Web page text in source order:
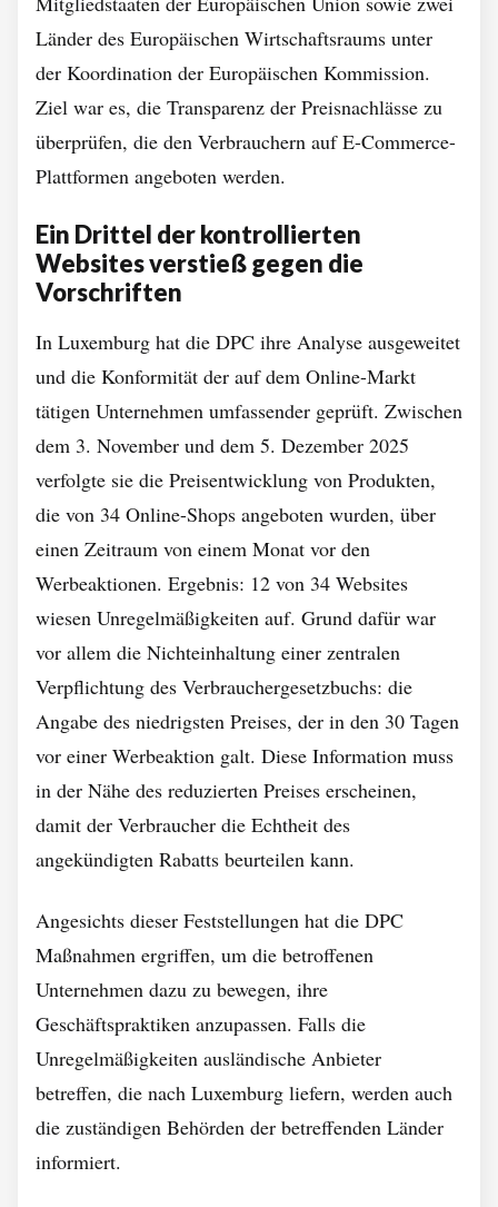
Länder des Europäischen Wirtschaftsraums unter
der Koordination der Europäischen Kommission.
Ziel war es, die Transparenz der Preisnachlässe zu
überprüfen, die den Verbrauchern auf E-Commerce-
Plattformen angeboten werden.
Ein Drittel der kontrollierten
Websites verstieß gegen die
Vorschriften
In Luxemburg hat die DPC ihre Analyse ausgeweitet
und die Konformität der auf dem Online-Markt
tätigen Unternehmen umfassender geprüft. Zwischen
dem 3. November und dem 5. Dezember 2025
verfolgte sie die Preisentwicklung von Produkten,
die von 34 Online-Shops angeboten wurden, über
einen Zeitraum von einem Monat vor den
Werbeaktionen. Ergebnis: 12 von 34 Websites
wiesen Unregelmäßigkeiten auf. Grund dafür war
vor allem die Nichteinhaltung einer zentralen
Verpflichtung des Verbrauchergesetzbuchs: die
Angabe des niedrigsten Preises, der in den 30 Tagen
vor einer Werbeaktion galt. Diese Information muss
in der Nähe des reduzierten Preises erscheinen,
damit der Verbraucher die Echtheit des
angekündigten Rabatts beurteilen kann.
Angesichts dieser Feststellungen hat die DPC
Maßnahmen ergriffen, um die betroffenen
Unternehmen dazu zu bewegen, ihre
Geschäftspraktiken anzupassen. Falls die
Unregelmäßigkeiten ausländische Anbieter
betreffen, die nach Luxemburg liefern, werden auch
die zuständigen Behörden der betreffenden Länder
informiert.